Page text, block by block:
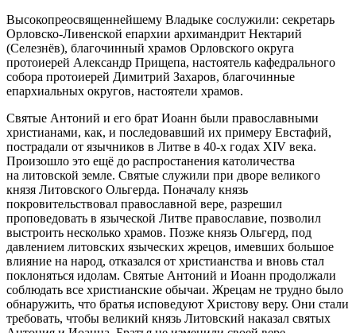
Высокопреосвященнейшему Владыке сослужили: секретарь
Орловско-Ливенской епархии архимандрит Нектарий
(Селезнёв), благочинный храмов Орловского округа
протоиерей Александр Прищепа, настоятель кафедрального
собора протоиерей Димитрий Захаров, благочинные
епархиальных округов, настоятели храмов.
Святые Антоний и его брат Иоанн были православными
христианами, как, и последовавший их примеру Евстафий,
пострадали от язычников в Литве в 40-х годах XIV века.
Произошло это ещё до распростанения католичества
на литовской земле. Святые служили при дворе великого
князя Литовского Ольгерда. Поначалу князь
покровительствовал православной вере, разрешил
проповедовать в языческой Литве православие, позволил
выстроить несколько храмов. Позже князь Ольгерд, под
давлением литовских языческих жрецов, имевших большое
влияние на народ, отказался от христианства и вновь стал
поклоняться идолам. Святые Антоний и Иоанн продолжали
соблюдать все христианские обычаи. Жрецам не трудно было
обнаружить, что братья исповедуют Христову веру. Они стали
требовать, чтобы великий князь Литовский наказал святых